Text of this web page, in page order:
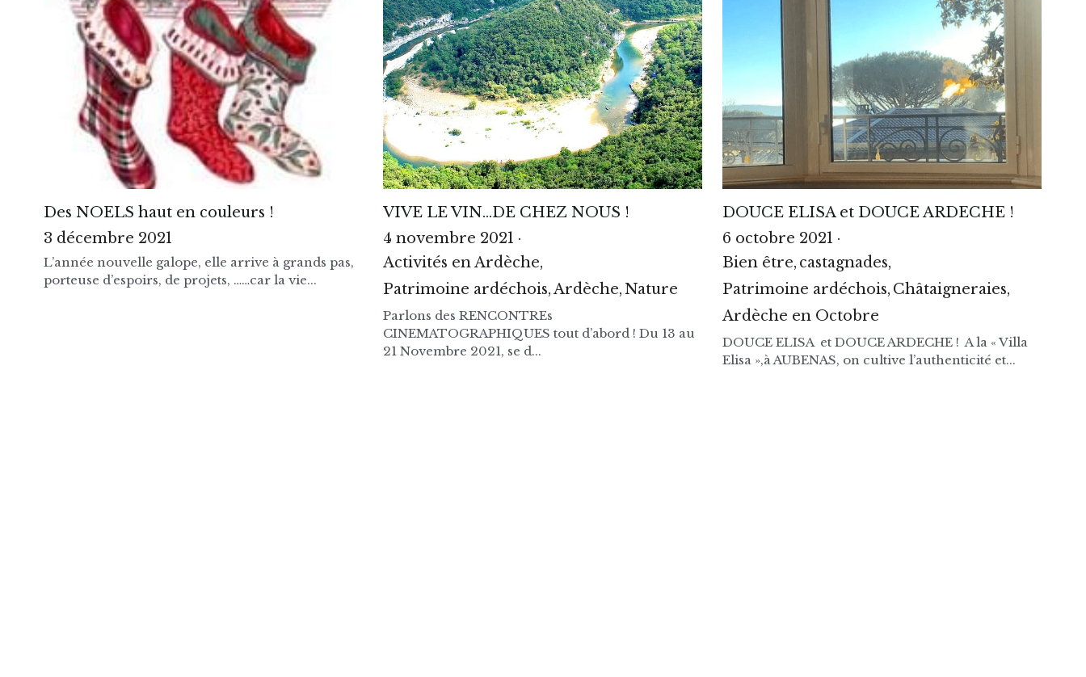
Des NOELS haut en couleurs !
3 décembre 2021
L’année nouvelle galope, elle arrive à grands pas,
VIVE LE VIN…DE CHEZ NOUS !
4 novembre 2021·
Activités en Ardèche,
Patrimoine ardéchois,
Parlons des RENCONTREs
CINEMATOGRAPHIQUES tout d’abord ! Du 13 au
DOUCE ELISA et DOUCE ARDECHE !
6 octobre 2021·
Bien être, castagnades,
Patrimoine ardéchois,
Ardèche en Octobre
DOUCE ELISA et DOUCE ARDECHE ! A la « Villa